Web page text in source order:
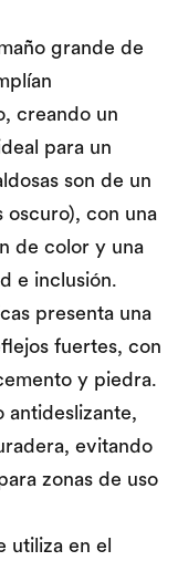
grande de
creando un
para un
son de un
con una
de color y una
e inclusión.
presenta una
fuertes, con
y piedra.
antideslizante,
evitando
zonas de uso
utiliza en el